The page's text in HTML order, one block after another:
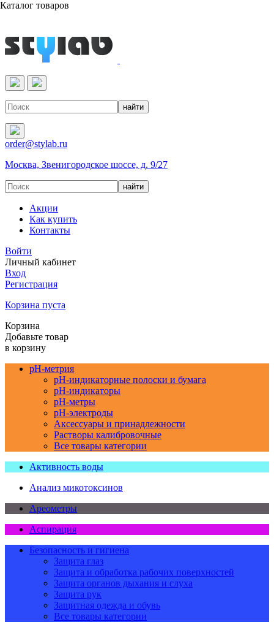
Реактивы & Оборудование
order@stylab.ru
Москва, Звенигородское шоссе, д. 9/27
Акции
Как купить
Контакты
Войти
Личный кабинет
Вход
Регистрация
Корзина пуста
Корзина
Добавьте товар
в корзину
pH-метрия
pH-индикаторные полоски и бумага
pH-индикаторы
pH-метры
pH-электроды
Аксессуары и принадлежности
Растворы калибровочные
Все товары категории
Активность воды
Анализ микотоксинов
Ареометры
Аспирация
Безопасность и гигиена
Защита глаз
Защита и обработка рабочих поверхностей
Защита органов дыхания и слуха
Защита рук
Защитная одежда и обувь
Все товары категории
Каталог товаров